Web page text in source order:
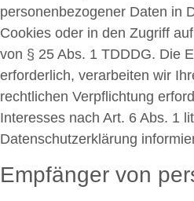
personenbezogener Daten in
Cookies oder in den Zugriff
von § 25 Abs. 1 TDDDG. Die
erforderlich, verarbeiten wir
rechtlichen Verpflichtung
Interesses nach Art. 6 Abs. 1
Datenschutzerklärung
Empfänger von